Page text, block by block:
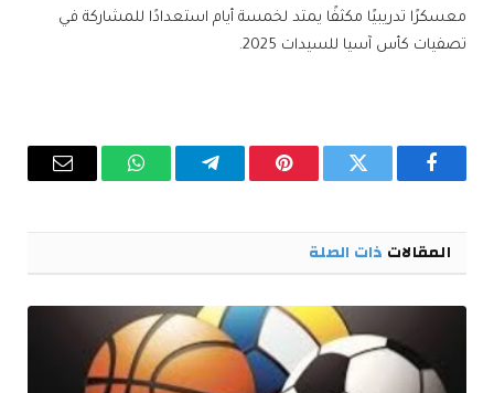
معسكرًا تدريبيًا مكثفًا يمتد لخمسة أيام استعدادًا للمشاركة في
تصفيات كأس آسيا للسيدات 2025.
فيسبوك تويتر بينتيريستتيلقرام واتساب البريد
المقالات ذات الصلة